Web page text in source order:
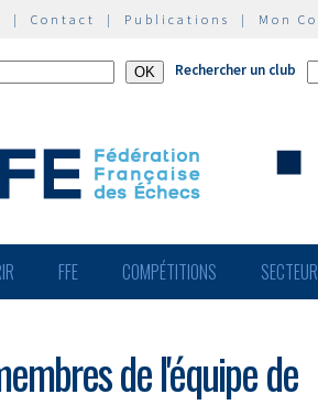
| Contact | Publications | Mon
Rechercher un club
FFE COMPÉTITIONS
de l'équipe de